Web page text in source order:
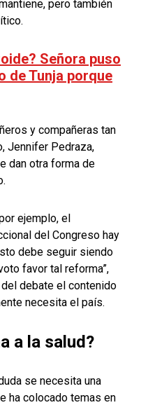
pero también
Señora puso
de Tunja porque
y compañeras tan
Jennifer Pedraza,
dan otra forma de
ejemplo, el
del Congreso hay
debe seguir siendo
favor tal reforma”,
debate el contenido
necesita el país.
a la salud?
se necesita una
ha colocado temas en